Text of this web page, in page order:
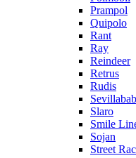
Prampol
Quipolo
Rant
Ray
Reindeer
Retrus
Rudis
Slaro
Smile
Sojan
Street